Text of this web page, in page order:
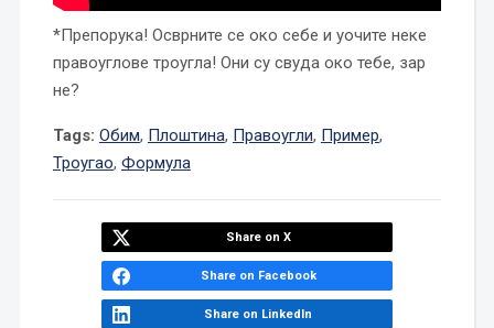
*Препорука! Осврните се око себе и уочите неке
правоуглове троугла! Они су свуда око тебе, зар
не?
Tags: Обим, Плоштина, Правоугли, Пример,
Троугао, Формула
Share on X
Share on Facebook
Share on LinkedIn